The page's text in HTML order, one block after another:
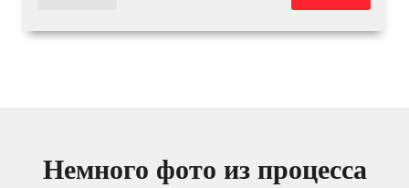
Немного фото из процесса